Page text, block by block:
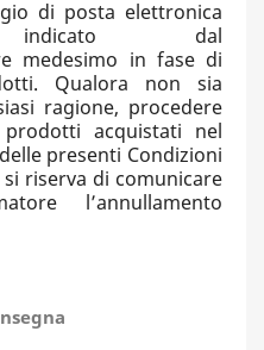
di posta elettronica
indicato dal
medesimo in fase di
Qualora non sia
ragione, procedere
acquistati nel
presenti Condizioni
si riserva di comunicare
l’annullamento